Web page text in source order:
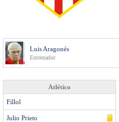
Luis Aragonés
Entrenador
Atlético
Fillol
Julio Prieto